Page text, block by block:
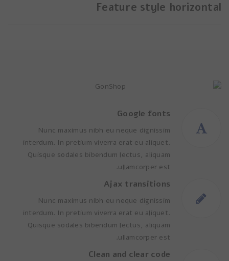
Feature style horizontal
Google fonts
Nunc maximus nibh eu neque dignissim
interdum. In pretium viverra erat eu aliquet.
Quisque sodales bibendum lectus, aliquam
ullamcorper est.
Ajax transitions
Nunc maximus nibh eu neque dignissim
interdum. In pretium viverra erat eu aliquet.
Quisque sodales bibendum lectus, aliquam
ullamcorper est.
Clean and clear code